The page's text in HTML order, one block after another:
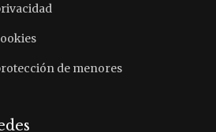
de menores